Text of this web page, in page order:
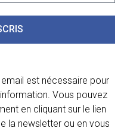
est nécessaire pour
Vous pouvez
en cliquant sur le lien
la newsletter ou en vous